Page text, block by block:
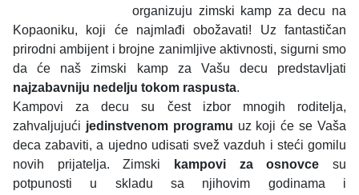
organizuju zimski kamp za decu na
Kopaoniku, koji će najmlađi obožavati! Uz fantastičan
prirodni ambijent i brojne zanimljive aktivnosti, sigurni smo
da će naš zimski kamp za Vašu decu predstavljati
najzabavniju nedelju tokom raspusta.
Kampovi za decu su čest izbor mnogih roditelja,
zahvaljujući jedinstvenom programu uz koji će se Vaša
deca zabaviti, a ujedno udisati svež vazduh i steći gomilu
novih prijatelja. Zimski
kampovi za osnovce su
potpunosti u skladu sa njihovim godinama i